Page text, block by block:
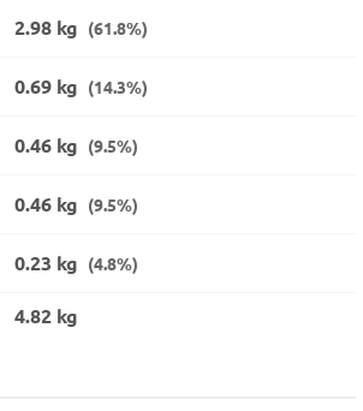
2.98 kg (61.8%)
0.69 kg (14.3%)
0.46 kg (9.5%)
0.46 kg (9.5%)
0.23 kg (4.8%)
4.82 kg